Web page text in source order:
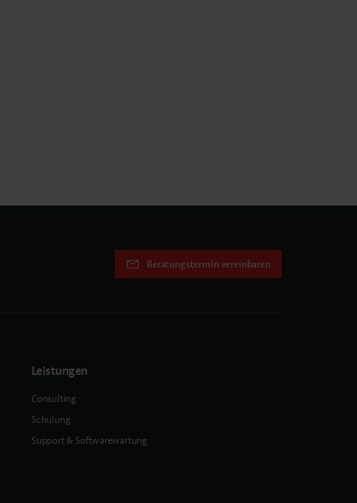
Beratungstermin vereinbaren
Leistungen
Consulting
Schulung
Support & Softwarewartung